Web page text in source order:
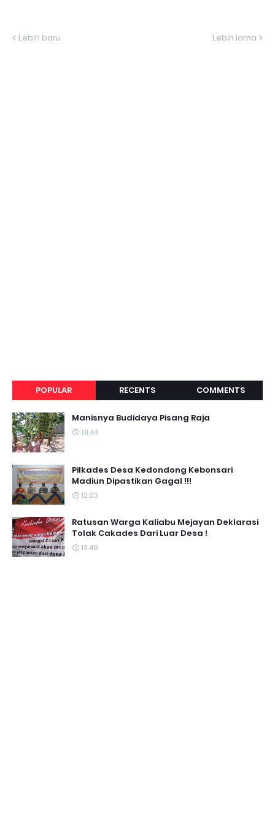
Lebih baru Lebih lama
POPULAR RECENTS COMMENTS
Manisnya Budidaya Pisang Raja
01.44
Pilkades Desa Kedondong Kebonsari
Madiun Dipastikan Gagal !!!
12.03
Ratusan Warga Kaliabu Mejayan Deklarasi
Tolak Cakades Dari Luar Desa !
13.49